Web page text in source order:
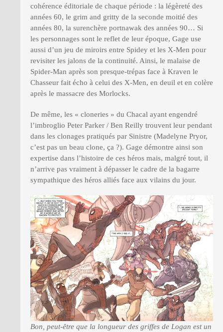
cohérence éditoriale de chaque période : la légèreté des
années 60, le grim and gritty de la seconde moitié des
années 80, la surenchère portnawak des années 90… Si
les personnages sont le reflet de leur époque, Gage use
aussi d’un jeu de miroirs entre Spidey et les X-Men pour
revisiter les jalons de la continuité. Ainsi, le malaise de
Spider-Man après son presque-trépas face à Kraven le
Chasseur fait écho à celui des X-Men, en deuil et en colère
après le massacre des Morlocks.
De même, les « cloneries » du Chacal ayant engendré
l’imbroglio Peter Parker / Ben Reilly trouvent leur pendant
dans les clonages pratiqués par Sinistre (Madelyne Pryor,
c’est pas un beau clone, ça ?). Gage démontre ainsi son
expertise dans l’histoire de ces héros mais, malgré tout, il
n’arrive pas vraiment à dépasser le cadre de la bagarre
sympathique des héros alliés face aux vilains du jour.
Bon, peut-être que la longueur des griffes de Logan est un